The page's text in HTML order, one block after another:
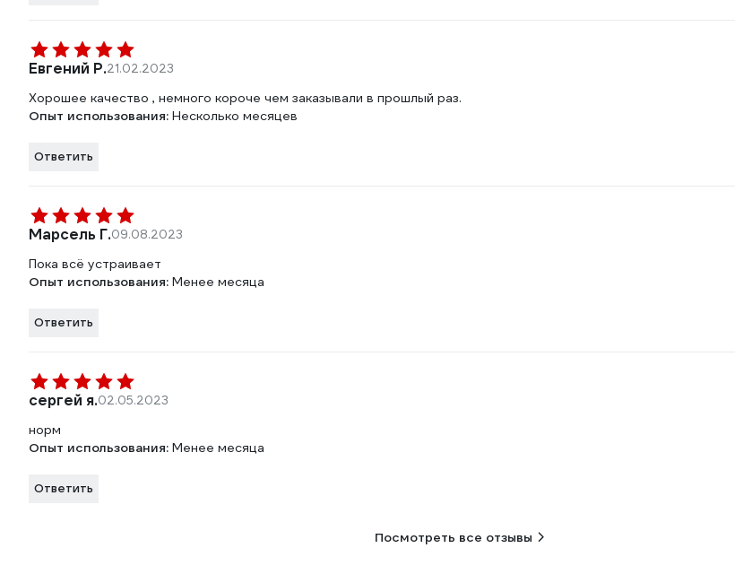
Евгений Р.21.02.2023
Хорошее качество , немного короче чем заказывали в прошлый раз.
Опыт использования: Несколько месяцев
Ответить
Марсель Г.09.08.2023
Пока всё устраивает
Опыт использования: Менее месяца
Ответить
сергей я.02.05.2023
норм
Опыт использования: Менее месяца
Ответить
Посмотреть все отзывы